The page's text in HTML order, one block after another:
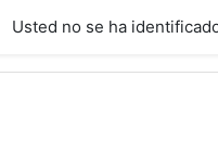
Usted no se ha